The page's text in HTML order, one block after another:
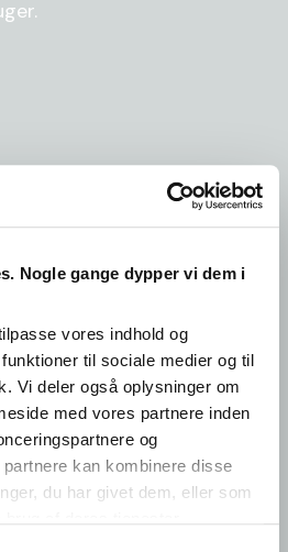
Nogle gange dypper vi dem i
vores indhold og
til sociale medier og til
Vi deler også oplysninger om
med vores partnere inden
og
kan kombinere disse
du har givet dem, eller som
til alle former for støj